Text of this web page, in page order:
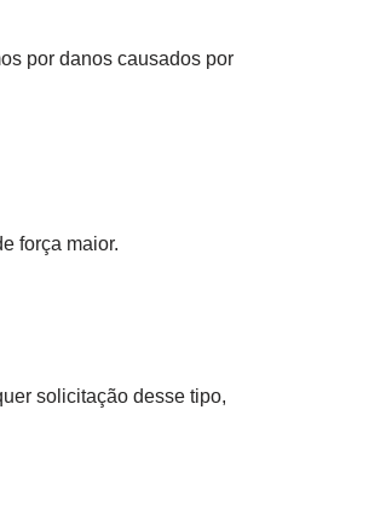
por danos causados por
força maior.
solicitação desse tipo,